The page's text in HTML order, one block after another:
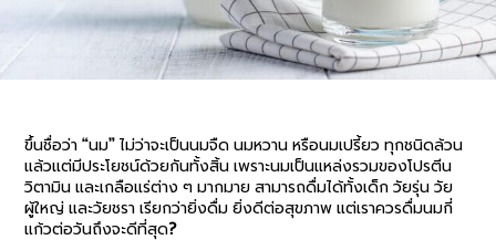
ขึ้นชื่อว่า “นม” ไม่ว่าจะเป็นนมจืด นมหวาน หรือนมเปรี้ยว ทุกชนิดล้วน
แล้วแต่มีประโยชน์ด้วยกันทั้งสิ้น เพราะนมเป็นแหล่งรวมของโปรตีน
วิตามิน และเกลือแร่ต่าง ๆ มากมาย สามารถดื่มได้ทั้งเด็ก วัยรุ่น วัย
ผู้ใหญ่ และวัยชรา เรียกว่ายิ่งดื่ม ยิ่งดีต่อสุขภาพ แต่เราควรดื่มนมกี่
แก้วต่อวันถึงจะดีที่สุด?